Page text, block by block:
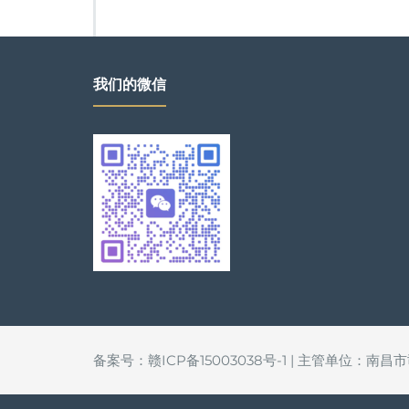
我们的微信
备案号：赣ICP备15003038号-1 | 主管单位：南昌